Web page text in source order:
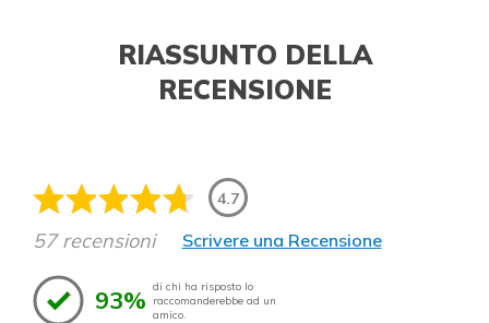
RIASSUNTO DELLA
RECENSIONE
4.7
57 recensioni Scrivere una Recensione
93% di chi ha risposto lo
raccomanderebbe ad un
amico.